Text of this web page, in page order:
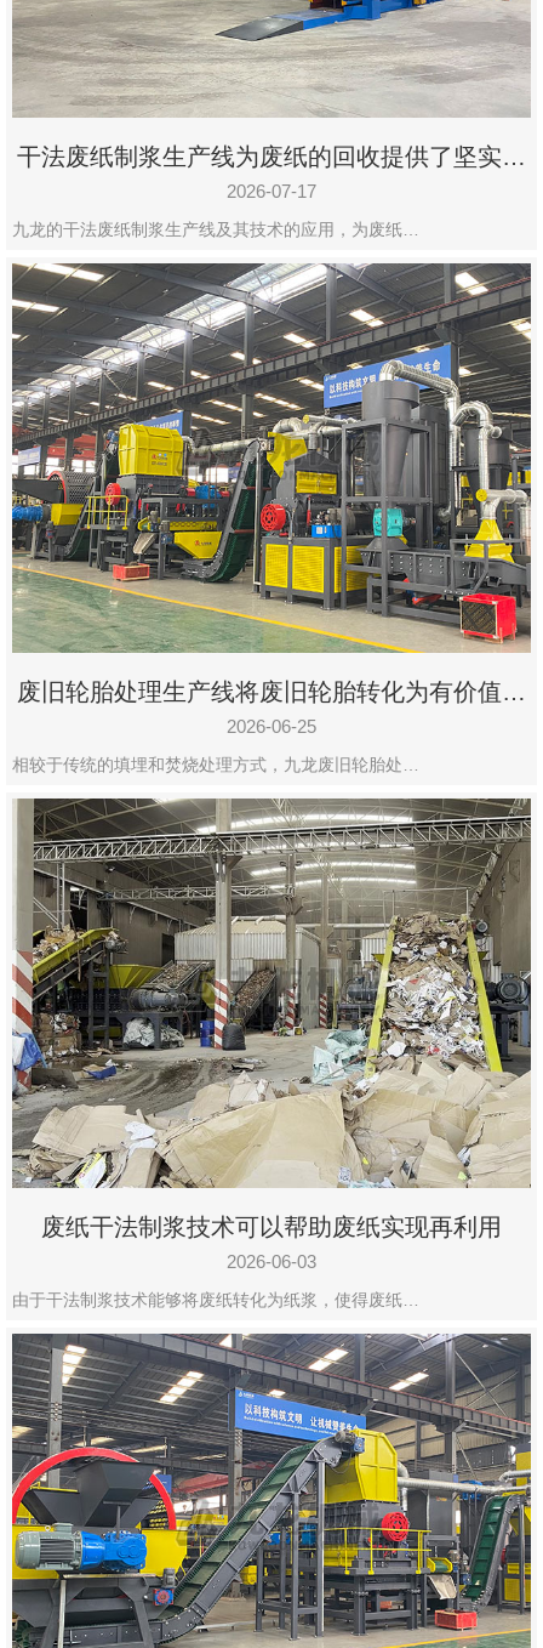
干法废纸制浆生产线为废纸的回收提供了坚实的
保障
2026-07-17
九龙的干法废纸制浆生产线及其技术的应用，为废纸…
废旧轮胎处理生产线将废旧轮胎转化为有价值的
资源
2026-06-25
相较于传统的填埋和焚烧处理方式，九龙废旧轮胎处…
废纸干法制浆技术可以帮助废纸实现再利用
2026-06-03
由于干法制浆技术能够将废纸转化为纸浆，使得废纸…